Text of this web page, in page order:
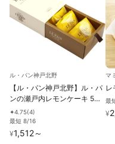
ル・パン神戸北野
【ル・パン神戸北野】ル・パ
ンの瀬戸内レモンケーキ 5個
入
✦4.75(4)
最短 8/16
¥1,512～
マ
レ
最
¥